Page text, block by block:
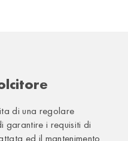
di una regolare
garantire i requisiti di
ed il mantenimento